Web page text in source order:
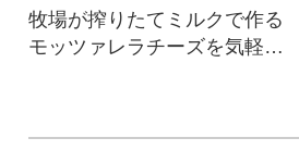
牧場が搾りたてミルクで作る
モッツァレラチーズを気軽